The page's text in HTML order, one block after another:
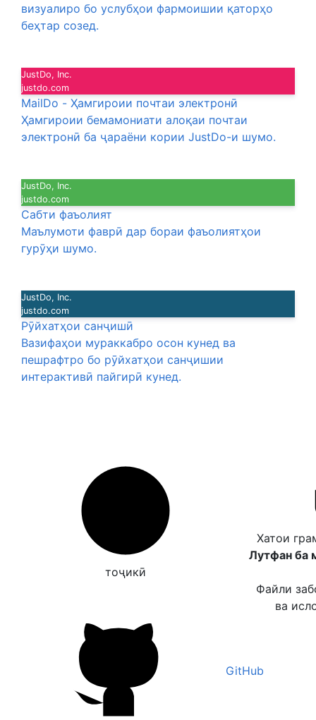
визуалиро бо услубҳои фармоишии қаторҳо
беҳтар созед.
JustDo, Inc.
justdo.com
MailDo - Ҳамгироии почтаи электронӣ
Ҳамгироии бемамониати алоқаи почтаи
электронӣ ба ҷараёни кории JustDo-и шумо.
JustDo, Inc.
justdo.com
Сабти фаъолият
Маълумоти фаврӣ дар бораи фаъолиятҳои
гурӯҳи шумо.
JustDo, Inc.
justdo.com
Рӯйхатҳои санҷишӣ
Вазифаҳои мураккабро осон кунед ва
пешрафтро бо рӯйхатҳои санҷишии
интерактивӣ пайгирӣ кунед.
тоҷикӣ
Хатои
Лутфан ба
Файли
ва
GitHub